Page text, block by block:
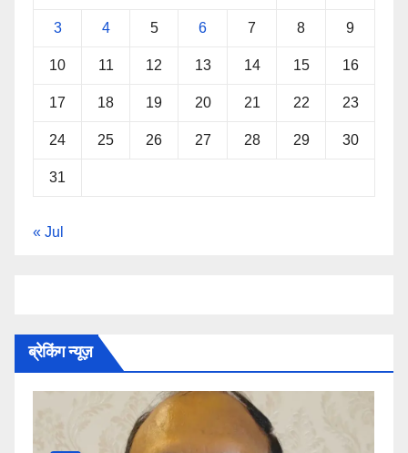
3 4 5 6 7 8 9
10 11 12 13 14 15 16
17 18 19 20 21 22 23
24 25 26 27 28 29 30
31
« Jul
ब्रेकिंग न्यूज़